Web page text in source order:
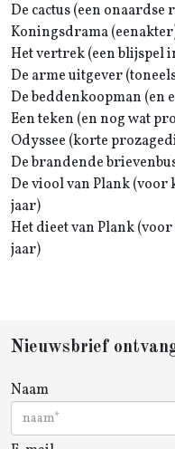
De cactus (een onaardse
Koningsdrama
Het vertrek (een blijspel
De arme uitgever
De beddenkoopman (en
Een teken (en nog wat
Odyssee (korte
De brandende
De viool van Plank
jaar)
Het dieet van Plank
jaar)
Nieuwsbrief
Naam